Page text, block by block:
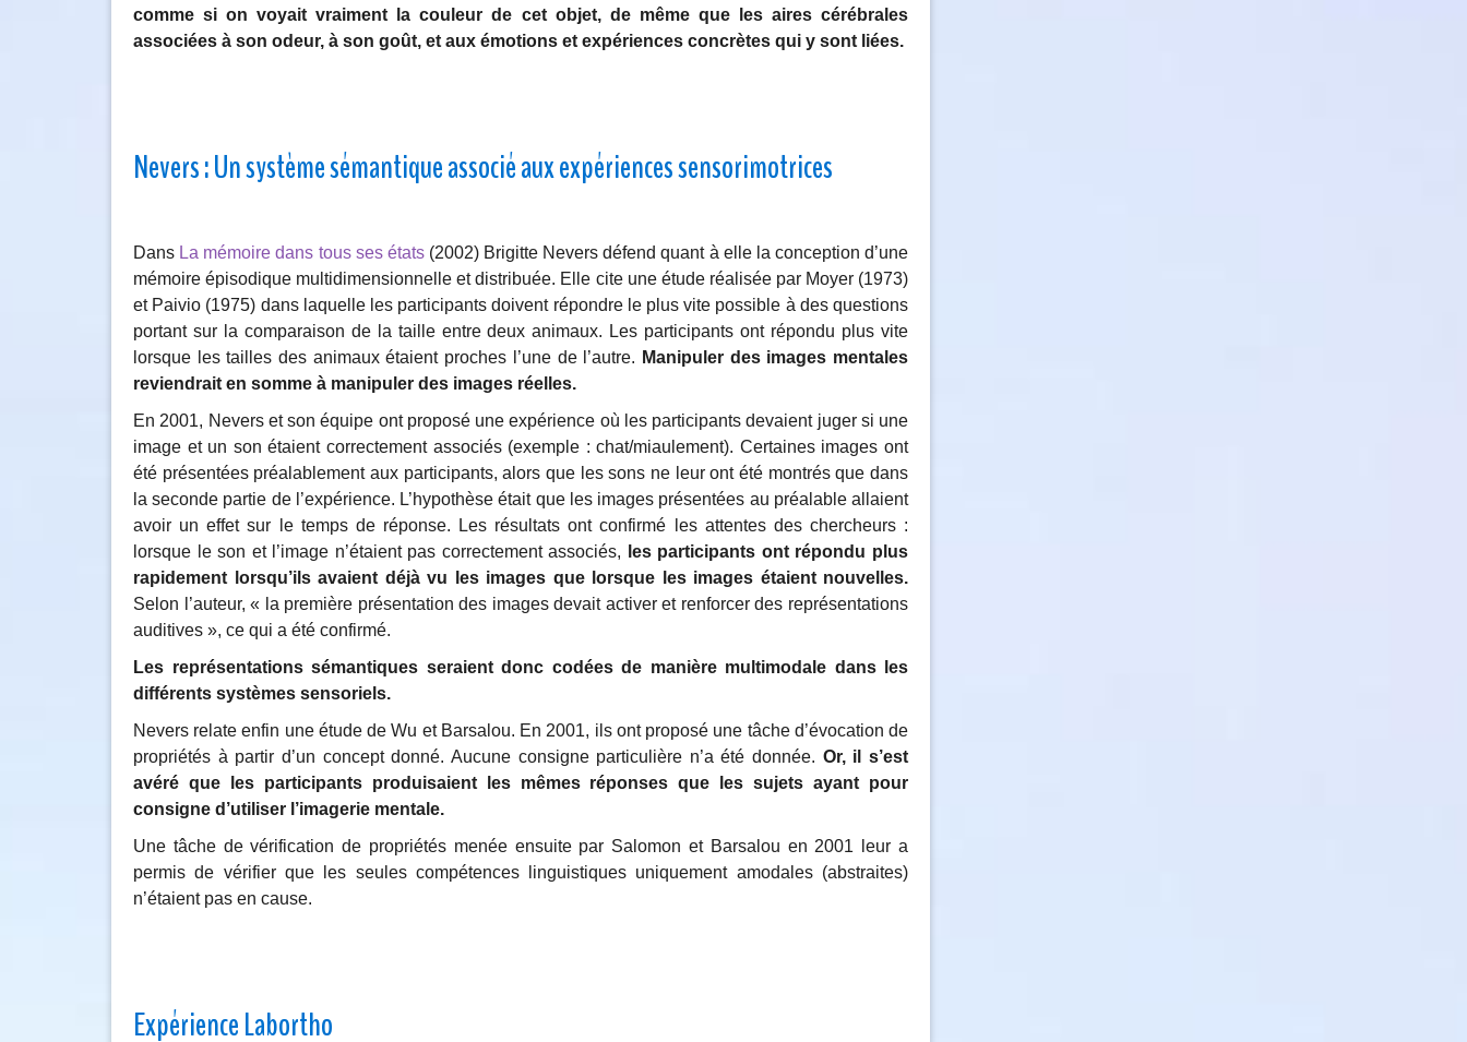
comme si on voyait vraiment la couleur de cet objet, de même que les aires cérébrales
associées à son odeur, à son goût, et aux émotions et expériences concrètes qui y sont liées.
Nevers : Un système sémantique associé aux expériences sensorimotrices
Dans La mémoire dans tous ses états(2002) Brigitte Nevers défend quant à elle la conception d’une
mémoire épisodique multidimensionnelle et distribuée. Elle cite une étude réalisée par Moyer (1973)
et Paivio (1975) dans laquelle les participants doivent répondre le plus vite possible à des questions
portant sur la comparaison de la taille entre deux animaux. Les participants ont répondu plus vite
lorsque les tailles des animaux étaient proches l’une de l’autre. Manipuler des images mentales
reviendrait en somme à manipuler des images réelles.
En 2001, Nevers et son équipe ont proposé une expérience où les participants devaient juger si une
image et un son étaient correctement associés (exemple : chat/miaulement). Certaines images ont
été présentées préalablement aux participants, alors que les sons ne leur ont été montrés que dans
la seconde partie de l’expérience. L’hypothèse était que les images présentées au préalable allaient
avoir un effet sur le temps de réponse. Les résultats ont confirmé les attentes des chercheurs :
lorsque le son et l’image n’étaient pas correctement associés,
les participants ont répondu plus
rapidement lorsqu’ils avaient déjà vu les images que lorsque les images étaient nouvelles.
Selon l’auteur, « la première présentation des images devait activer et renforcer des représentations
auditives », ce qui a été confirmé.
Les représentations sémantiques seraient donc codées de manière multimodale dans les
différents systèmes sensoriels.
Nevers relate enfin une étude de Wu et Barsalou. En 2001, ils ont proposé une tâche d’évocation de
propriétés à partir d’un concept donné. Aucune consigne particulière n’a été donnée. Or, il s’est
avéré que les participants produisaient les mêmes réponses que les sujets ayant pour
consigne d’utiliser l’imagerie mentale.
Une tâche de vérification de propriétés menée ensuite par Salomon et Barsalou en 2001 leur a
permis de vérifier que les seules compétences linguistiques uniquement amodales (abstraites)
n’étaient pas en cause.
Expérience Labortho